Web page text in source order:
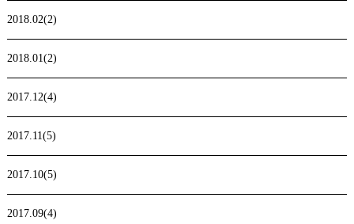
2018.02(2)
2018.01(2)
2017.12(4)
2017.11(5)
2017.10(5)
2017.09(4)